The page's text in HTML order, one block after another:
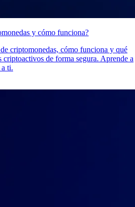
y cómo funciona?
criptomonedas, cómo funciona y qué
criptoactivos de forma segura. Aprende a
ti.